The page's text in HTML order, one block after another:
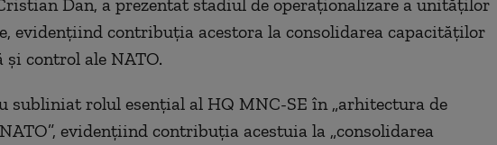
evidenţiind contribuţia acestora la consolidarea capacităţilor
şi control ale NATO.
subliniat rolul esenţial al HQ MNC-SE în „arhitectura de
evidenţiind contribuţia acestuia la „consolidarea